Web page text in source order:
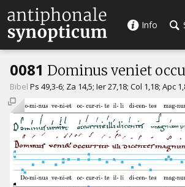
Info
0081 Dominus veniet
Bibel Ps 49,3-6; Za 14,5; Ier 27,18; Col 1,18; Apc